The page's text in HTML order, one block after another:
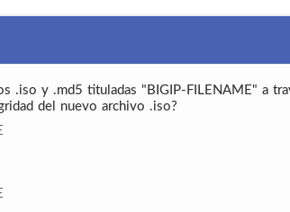
.iso y .md5 tituladas "BIGIP-FILENAME" a
del nuevo archivo .iso?